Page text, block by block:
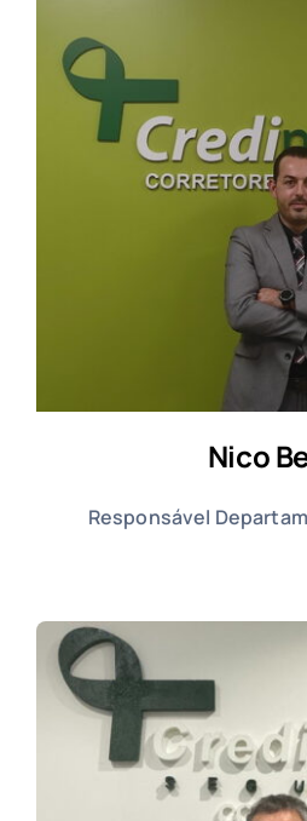
Nico
Responsável